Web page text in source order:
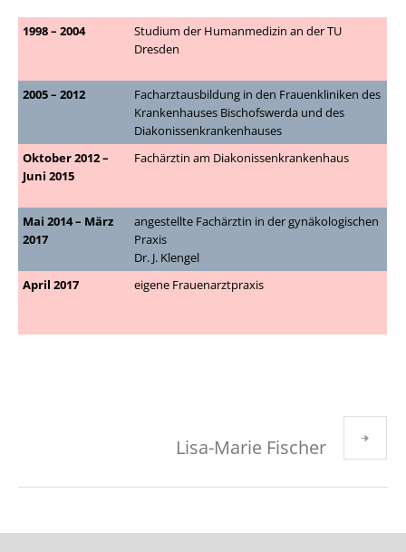
1998 – 2004
Studium der Humanmedizin an der TU
Dresden
2005 – 2012
Facharztausbildung in den Frauenkliniken des
Krankenhauses Bischofswerda und des
Diakonissenkrankenhauses
Oktober 2012 –
Juni 2015
Fachärztin am Diakonissenkrankenhaus
Mai 2014 – März
2017
angestellte Fachärztin in der gynäkologischen
Praxis
Dr. J. Klengel
April 2017
eigene Frauenarztpraxis
Lisa-Marie Fischer